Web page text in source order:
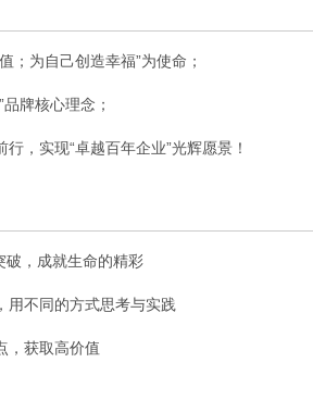
；为自己创造幸福”为使命；
牌核心理念；
，实现“卓越百年企业”光辉愿景！
破，成就生命的精彩
用不同的方式思考与实践
，获取高价值